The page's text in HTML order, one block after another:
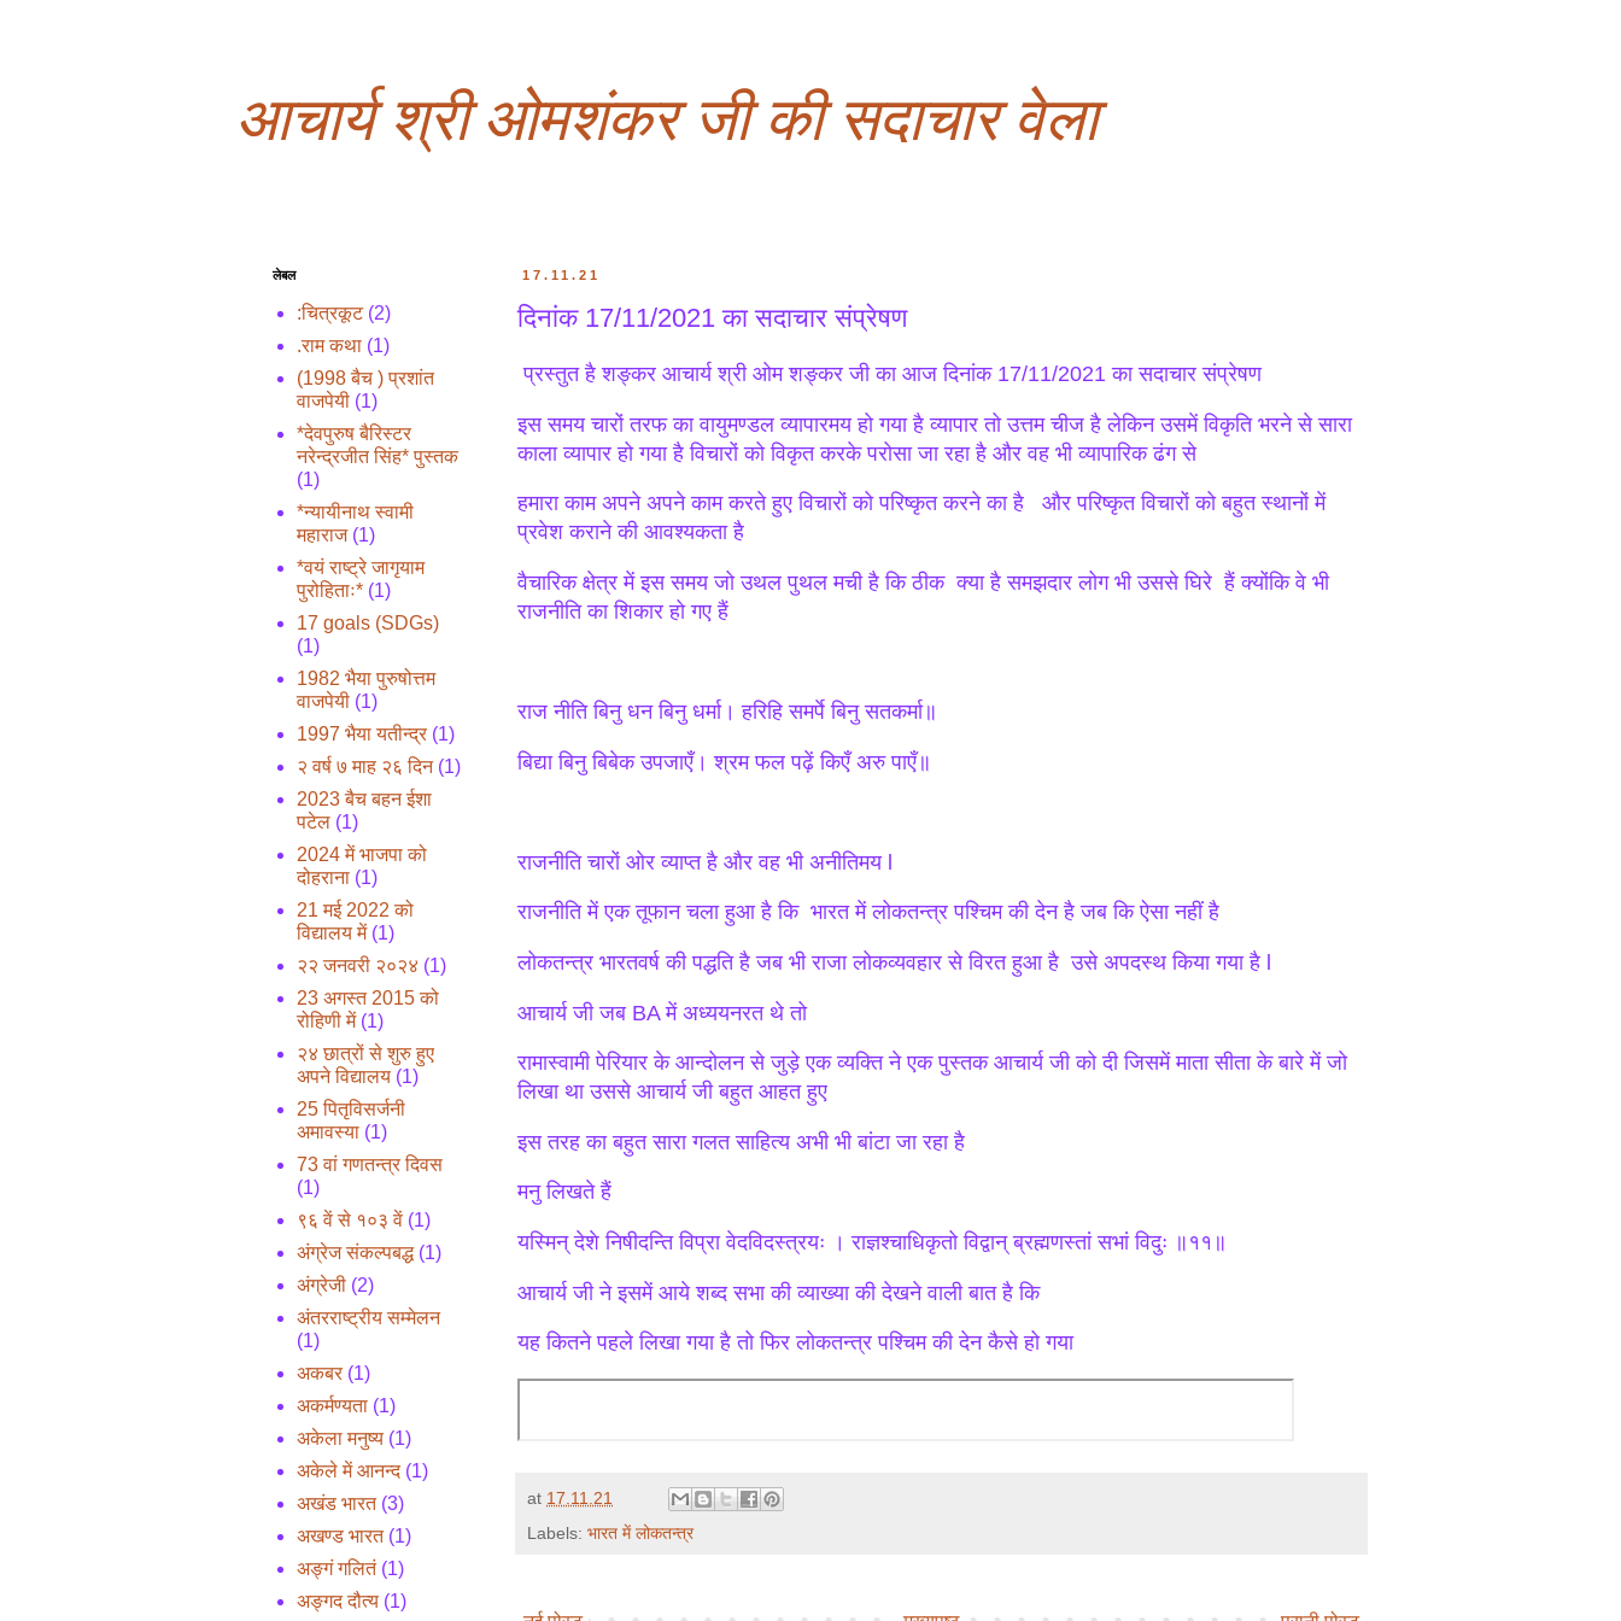
आचार्य श्री ओमशंकर जी की सदाचार वेला
17.11.21
दिनांक 17/11/2021 का सदाचार संप्रेषण
प्रस्तुत है शङ्कर आचार्य श्री ओम शङ्कर जी का आज दिनांक 17/11/2021 का सदाचार संप्रेषण
इस समय चारों तरफ का वायुमण्डल व्यापारमय हो गया है व्यापार तो उत्तम चीज है लेकिन उसमें विकृति भरने से सारा
काला व्यापार हो गया है विचारों को विकृत करके परोसा जा रहा है और वह भी व्यापारिक ढंग से
हमारा काम अपने अपने काम करते हुए विचारों को परिष्कृत करने का है और परिष्कृत विचारों को बहुत स्थानों में
प्रवेश कराने की आवश्यकता है
वैचारिक क्षेत्र में इस समय जो उथल पुथल मची है कि ठीक क्या है समझदार लोग भी उससे घिरे हैं क्योंकि वे भी
राजनीति का शिकार हो गए हैं
राज नीति बिनु धन बिनु धर्मा। हरिहि समर्पे बिनु सतकर्मा॥
बिद्या बिनु बिबेक उपजाएँ। श्रम फल पढ़ें किएँ अरु पाएँ॥
राजनीति चारों ओर व्याप्त है और वह भी अनीतिमय l
राजनीति में एक तूफान चला हुआ है कि भारत में लोकतन्त्र पश्चिम की देन है जब कि ऐसा नहीं है
लोकतन्त्र भारतवर्ष की पद्धति है जब भी राजा लोकव्यवहार से विरत हुआ है उसे अपदस्थ किया गया है l
आचार्य जी जब BA में अध्ययनरत थे तो
रामास्वामी पेरियार के आन्दोलन से जुड़े एक व्यक्ति ने एक पुस्तक आचार्य जी को दी जिसमें माता सीता के बारे में जो
लिखा था उससे आचार्य जी बहुत आहत हुए
इस तरह का बहुत सारा गलत साहित्य अभी भी बांटा जा रहा है
मनु लिखते हैं
यस्मिन् देशे निषीदन्ति विप्रा वेदविदस्त्रयः । राज्ञश्चाधिकृतो विद्वान् ब्रह्मणस्तां सभां विदुः ॥११॥
आचार्य जी ने इसमें आये शब्द सभा की व्याख्या की देखने वाली बात है कि
यह कितने पहले लिखा गया है तो फिर लोकतन्त्र पश्चिम की देन कैसे हो गया
at 17.11.21
Labels: भारत में लोकतन्त्र
लेबल
:चित्रकूट (2)
.राम कथा (1)
(1998 बैच ) प्रशांत
वाजपेयी (1)
*देवपुरुष बैरिस्टर
नरेन्द्रजीत सिंह* पुस्तक
(1)
*न्यायीनाथ स्वामी
महाराज (1)
*वयं राष्ट्रे जागृयाम
पुरोहिताः* (1)
17 goals (SDGs)
(1)
1982 भैया पुरुषोत्तम
वाजपेयी (1)
1997 भैया यतीन्द्र (1)
२ वर्ष ७ माह २६ दिन (1)
2023 बैच बहन ईशा
पटेल (1)
2024 में भाजपा को
दोहराना (1)
21 मई 2022 को
विद्यालय में (1)
२२ जनवरी २०२४ (1)
23 अगस्त 2015 को
रोहिणी में (1)
२४ छात्रों से शुरु हुए
अपने विद्यालय (1)
25 पितृविसर्जनी
अमावस्या (1)
73 वां गणतन्त्र दिवस
(1)
९६ वें से १०३ वें (1)
अंग्रेज संकल्पबद्ध (1)
अंग्रेजी (2)
अंतरराष्ट्रीय सम्मेलन
(1)
अकबर (1)
अकर्मण्यता (1)
अकेला मनुष्य (1)
अकेले में आनन्द (1)
अखंड भारत (3)
अखण्ड भारत (1)
अङ्गं गलितं (1)
अङ्गद दौत्य (1)